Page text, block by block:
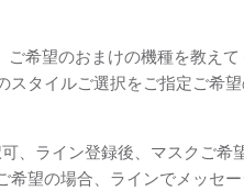
希望のおまけの機種を教え
タイルご選択をご指定ご希
、ライン登録後、マスクご
望の場合、ラインでメッセ